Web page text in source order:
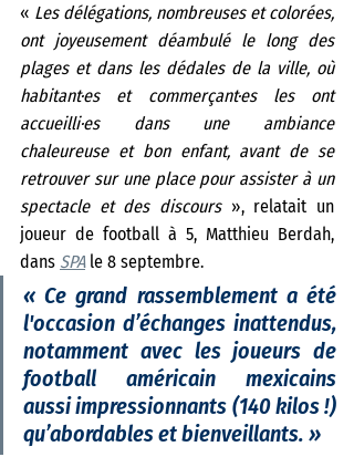
« Les délégations, nombreuses et colorées,
ont joyeusement déambulé le long des
plages et dans les dédales de la ville, où
habitant·es et commerçant·es les ont
accueilli·es dans une ambiance
chaleureuse et bon enfant, avant de se
retrouver sur une place pour assister à un
spectacle et des discours », relatait un
joueur de football à 5, Matthieu Berdah,
dans SPA le 8 septembre.
« Ce grand rassemblement a été
l'occasion d’échanges inattendus,
notamment avec les joueurs de
football américain mexicains
aussi impressionnants (140 kilos !)
qu’abordables et bienveillants. »